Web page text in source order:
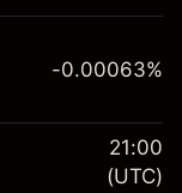
-0.00063%
21:00
(UTC)